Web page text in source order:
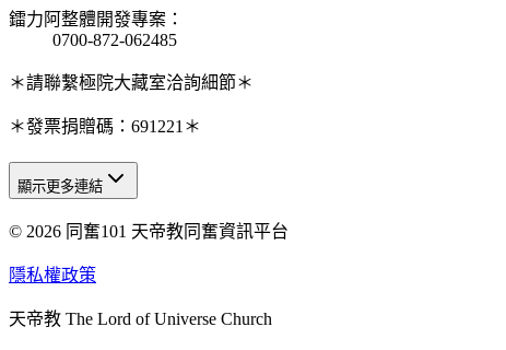
鐳力阿整體開發專案 ：
0700-872-062485
＊請聯繫極院大藏室洽詢細節＊
＊發票捐贈碼：691221＊
天人研究總院
天人研究學院
天人炁功院
顯示更多連結
© 2026 同奮101 天帝教同奮資訊平台
隱私權政策
天帝教 The Lord of Universe Church